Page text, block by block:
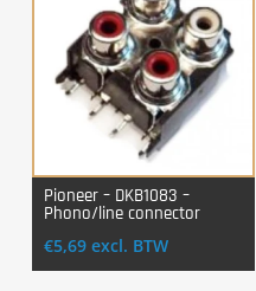
Login Voor Aankoop
Pioneer – DKB1083 –
Phono/line connector
€5,69 excl. BTW